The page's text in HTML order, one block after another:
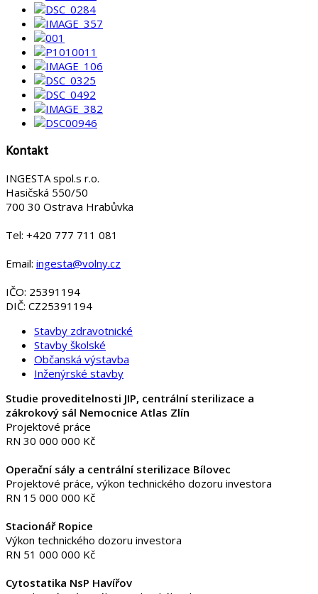
Kontakt
INGESTA spol.s r.o.
Hasičská 550/50
700 30 Ostrava Hrabůvka
Tel: +420 777 711 081
Email: ingesta@volny.cz
IČO: 25391194
DIČ: CZ25391194
Stavby zdravotnické
Stavby školské
Občanská výstavba
Inženýrské stavby
Studie proveditelnosti JIP, centrální sterilizace a
zákrokový sál Nemocnice Atlas Zlín
Projektové práce
RN 30 000 000 Kč
Operační sály a centrální sterilizace Bílovec
Projektové práce, výkon technického dozoru investora
RN 15 000 000 Kč
Stacionář Ropice
Výkon technického dozoru investora
RN 51 000 000 Kč
Cytostatika NsP Havířov